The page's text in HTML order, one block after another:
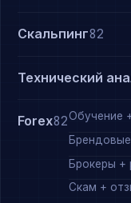
Скальпинг82
Технический
Forex82Обучение
Брокеры +
Скам +